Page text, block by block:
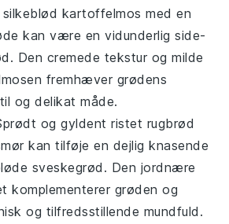
silkeblød kartoffelmos med en
kan være en vidunderlig side-
. Den cremede tekstur og milde
fremhæver grødens
og delikat måde.
og gyldentristet rugbrød
kan tilføje en dejlig knasende
sveskegrød . Den jordnære
komplementerer grøden og
og tilfredsstillende mundfuld.